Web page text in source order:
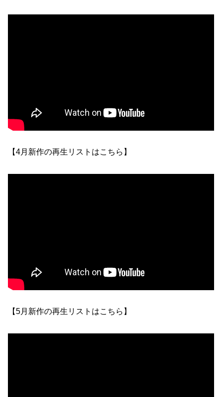
【4月新作の再生リストはこちら】
【5月新作の再生リストはこちら】